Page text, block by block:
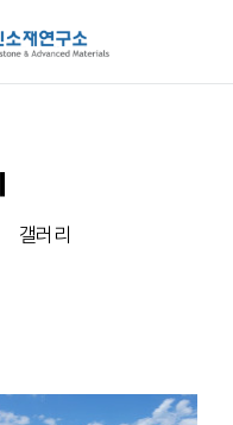
갤러리